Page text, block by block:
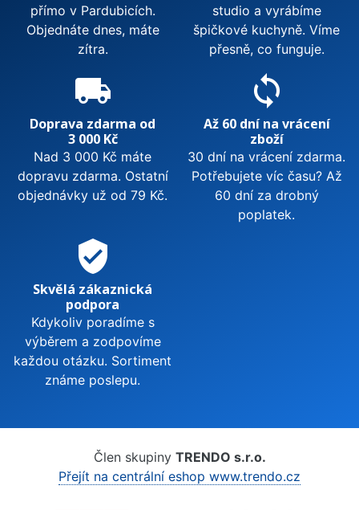
přímo v Pardubicích.
Objednáte dnes, máte
zítra.
studio a vyrábíme
špičkové kuchyně. Víme
přesně, co funguje.
local_shipping
Doprava zdarma od
3 000 Kč
Nad 3 000 Kč máte
dopravu zdarma. Ostatní
objednávky už od 79 Kč.
sync
Až 60 dní na vrácení
zboží
30 dní na vrácení zdarma.
Potřebujete víc času? Až
60 dní za drobný
poplatek.
verified_user
Skvělá zákaznická
podpora
Kdykoliv poradíme s
výběrem a zodpovíme
každou otázku. Sortiment
známe poslepu.
Člen skupiny TRENDO s.r.o.
Přejít na centrální eshop www.trendo.cz